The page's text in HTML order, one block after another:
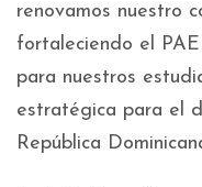
renovamos nuestro
fortaleciendo el
para nuestros
estratégica para el
República